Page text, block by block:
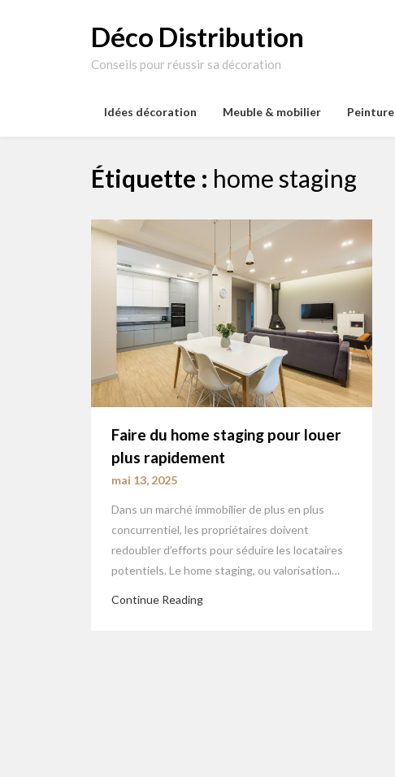
Déco Distribution
Conseils pour réussir sa décoration
Idées décoration Meuble & mobilier Peinture
Étiquette : home staging
Faire du home staging pour louer
plus rapidement
mai 13, 2025
Dans un marché immobilier de plus en plus
concurrentiel, les propriétaires doivent
redoubler d’efforts pour séduire les locataires
potentiels. Le home staging, ou valorisation…
Continue Reading